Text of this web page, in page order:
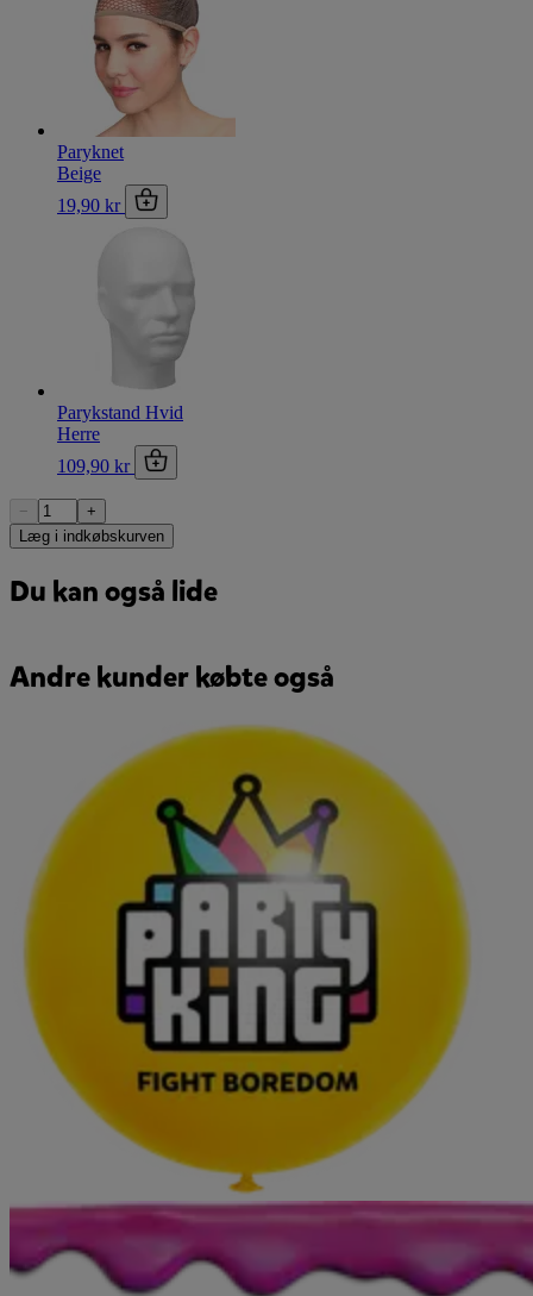
Paryknet
Beige
19,90 kr
Parykstand Hvid
Herre
109,90 kr
−
+
Læg i indkøbskurven
Du kan også lide
Andre kunder købte også